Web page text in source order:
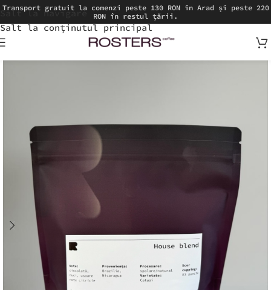
Salt la navigare
Salt la conținutul principal
Transport gratuit la comenzi peste 130 RON în Arad și peste 220
RON în restul țării.